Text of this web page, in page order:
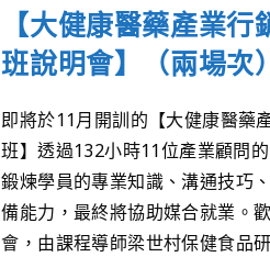
【大健康醫藥產業
班說明會】（兩場次）
即將於11月開訓的【大健康醫藥
班】透過132小時11位產業顧問
鍛煉學員的專業知識、溝通技巧
備能力，最終將協助媒合就業。
會，由課程導師梁世村保健食品